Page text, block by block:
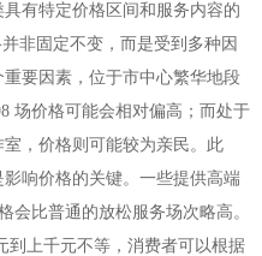
有特定价格区间和服务内容的
非固定不变，而是受到多种因
要因素，位于市中心繁华地段
场价格可能会相对偏高；而处于
，价格则可能较为亲民。此
响价格的关键。一些提供高端
会比普通的放松服务场次略高。
到上千元不等，消费者可以根据